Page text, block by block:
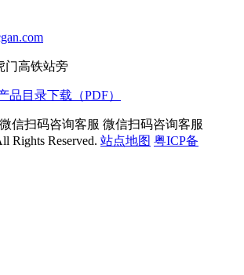
门高铁站旁
品目录下载（PDF）
微信扫码咨询客服
Rights Reserved. 站点地图 粤ICP备